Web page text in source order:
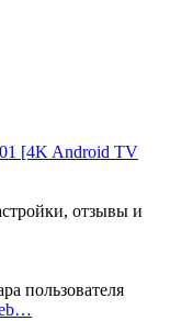
[4K Android TV
отзывы и